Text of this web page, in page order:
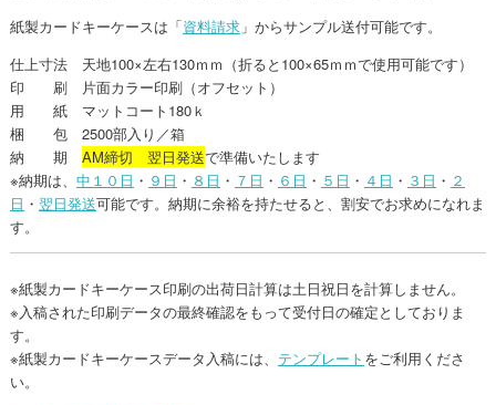
紙製カードキーケースは「資料請求」からサンプル送付可能です。
仕上寸法 天地100×左右130ｍｍ（折ると100×65ｍｍで使用可能です）
印 刷 片面カラー印刷（オフセット）
用 紙 マットコート180ｋ
梱 包 2500部入り／箱
納 期 AM締切 翌日発送で準備いたします
※納期は、 中１０日 ・ ９日 ・ ８日 ・ ７日 ・ ６日 ・ ５日 ・ ４日 ・ ３日 ・ ２
日 ・ 翌日発送可能です。納期に余裕を持たせると、割安でお求めになれま
す。
※紙製カードキーケース印刷の出荷日計算は土日祝日を計算しません。
※入稿された印刷データの最終確認をもって受付日の確定としておりま
す。
※紙製カードキーケースデータ入稿には、 テンプレート をご利用くださ
い。